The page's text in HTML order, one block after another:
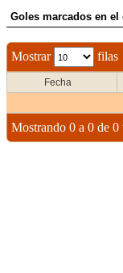
Goles marcados en
Mostrar filas
Fecha
Mostrando 0 a 0 de 0